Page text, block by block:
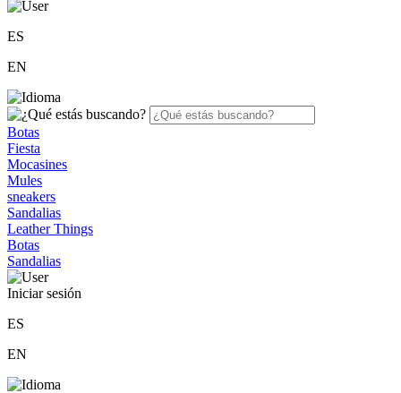
ES
EN
Botas
Fiesta
Mocasines
Mules
sneakers
Sandalias
Leather Things
Botas
Sandalias
Iniciar sesión
ES
EN